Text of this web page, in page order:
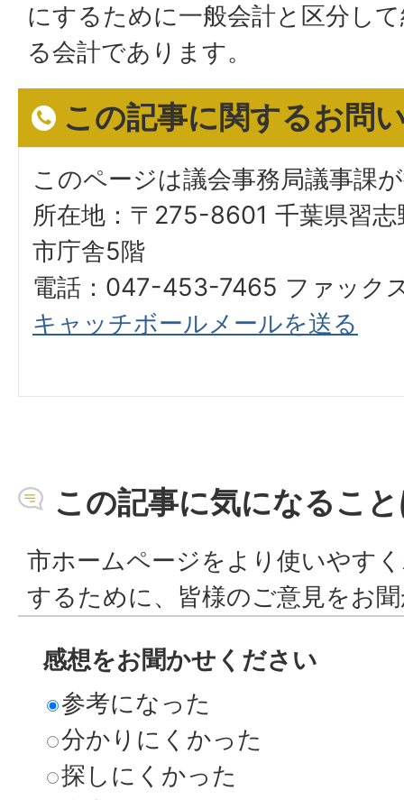
にするために一般会計と区分し
る会計であります。
この記事に関するお問
このページは議会事務局議事課
所在地：〒275-8601 千葉県習志
市庁舎5階
電話：047-453-7465 ファック
キャッチボールメールを送る
この記事に気になるこ
市ホームページをより使いやす
するために、皆様のご意見をお
感想をお聞かせください
参考になった
分かりにくかった
探しにくかった